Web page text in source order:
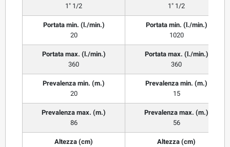
1" 1/2
1" 1/2
Portata min. (l./min.)
20
Portata min. (l./min.)
1020
Portata max. (l./min.)
360
Portata max. (l./min.)
360
Prevalenza min. (m.)
20
Prevalenza min. (m.)
15
Prevalenza max. (m.)
86
Prevalenza max. (m.)
56
Altezza (cm)
Altezza (cm)